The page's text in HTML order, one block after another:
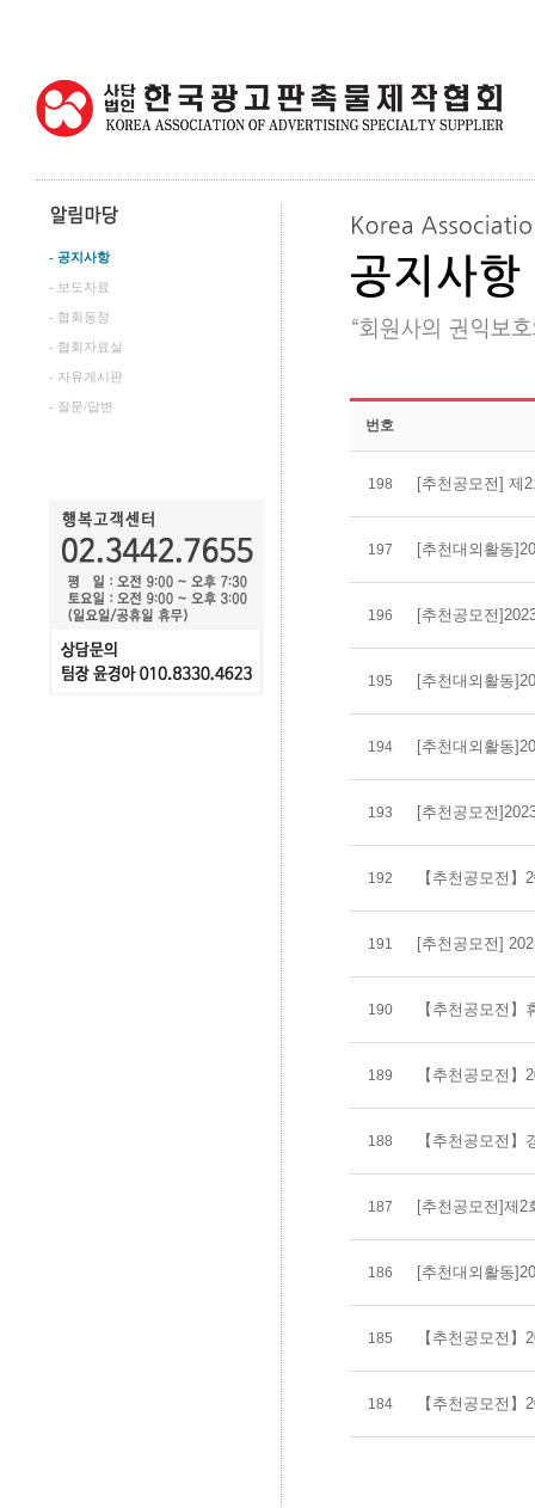
- 공지사항
- 보도자료
- 협회동정
- 협회자료실
- 자유게시판
- 질문/답변
번호
198 [추천공모전] 제
197 [추천대외활동
196 [추천공모전
195 [추천대외활동
194 [추천대외활동
193 [추천공모전
192 【추천공모전
191 [추천공모전]
190 【추천공모전
189 【추천공모전
188 【추천공모전
187 [추천공모전]제2
186 [추천대외활동
185 【추천공모전
184 【추천공모전